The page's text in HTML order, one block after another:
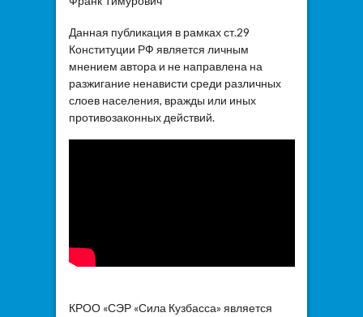
Данная публикация в рамках ст.29
Конституции РФ является личным
мнением автора и не направлена на
разжигание ненависти среди различных
слоев населения, вражды или иных
противозаконных действий.
КРОО «СЭР «Сила Кузбасса» является